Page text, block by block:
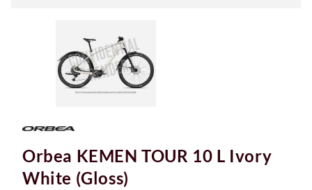
Orbea KEMEN TOUR 10 L Ivory
White (Gloss)